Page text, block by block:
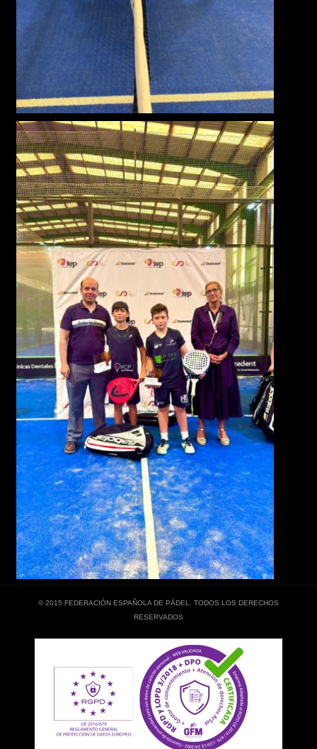
© 2015 FEDERACIÓN ESPAÑOLA DE PÁDEL. TODOS LOS DERECHOS
RESERVADOS